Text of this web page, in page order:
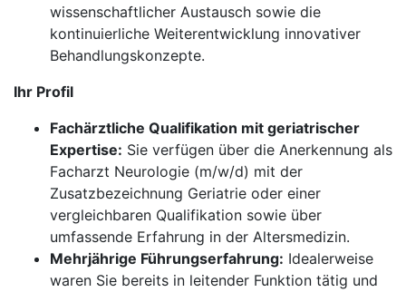
wissenschaftlicher Austausch sowie die
kontinuierliche Weiterentwicklung innovativer
Behandlungskonzepte.
Ihr Profil
Fachärztliche Qualifikation mit geriatrischer
Expertise: Sie verfügen über die Anerkennung als
Facharzt Neurologie (m/w/d) mit der
Zusatzbezeichnung Geriatrie oder einer
vergleichbaren Qualifikation sowie über
umfassende Erfahrung in der Altersmedizin.
Mehrjährige Führungserfahrung: Idealerweise
waren Sie bereits in leitender Funktion tätig und